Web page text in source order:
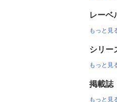
レーベ
もっと見
シリー
もっと見
掲載誌
もっと見